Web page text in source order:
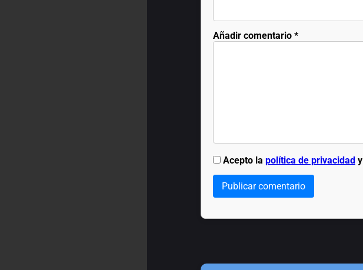
Añadir comentario*
Acepto la política de privacidady
Publicar comentario